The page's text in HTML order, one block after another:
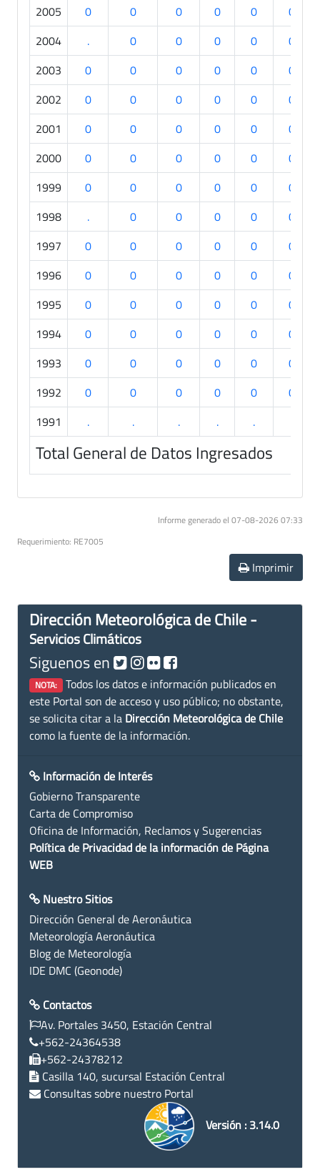
2005
0 0 0 0 0
0
2004
. 0 0 0 0
0
2003
0 0 0 0 0
0
2002
0 0 0 0 0
0
2001
0 0 0 0 0
0
2000
0 0 0 0 0
0
1999
0 0 0 0 0
0
1998
. 0 0 0 0
0
1997
0 0 0 0 0
0
1996
0 0 0 0 0
0
1995
0 0 0 0 0
0
1994
0 0 0 0 0
0
1993
0 0 0 0 0
0
1992
0 0 0 0 0
0
1991
. . . . .
Total General de Datos Ingresados
Informe generado el 07-08-2026 07:33
Requerimiento: RE7005
Imprimir
Dirección Meteorológica de Chile -
Servicios Climáticos
Siguenos en
NOTA: Todos los datos e información publicados en
este Portal son de acceso y uso público; no obstante,
se solicita citar a la Dirección Meteorológica de Chile
como la fuente de la información.
Información de Interés
Gobierno Transparente
Carta de Compromiso
Oficina de Información, Reclamos y Sugerencias
Política de Privacidad de la información de Página
WEB
Nuestro Sitios
Dirección General de Aeronáutica
Meteorología Aeronáutica
Blog de Meteorología
IDE DMC (Geonode)
Contactos
Av. Portales 3450, Estación Central
+562-24364538
+562-24378212
Casilla 140, sucursal Estación Central
Consultas sobre nuestro Portal
Versión : 3.14.0